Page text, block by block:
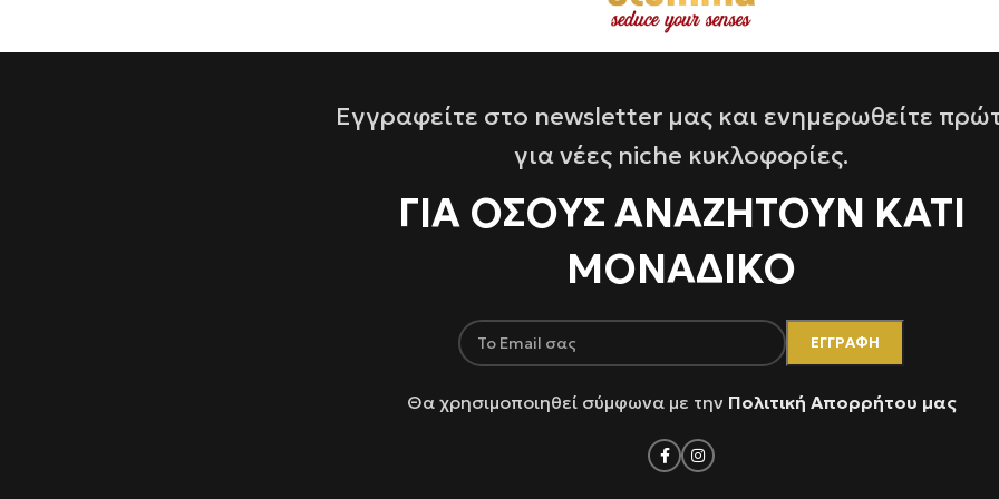
Εγγραφείτε στο newsletter μας και ενημερωθείτε
για νέες niche κυκλοφορίες.
ΓΙΑ ΌΣΟΥΣ ΑΝΑΖΗΤΟΥΝ ΚΑΤΙ
ΜΟΝΑΔΙΚΟ
Θα χρησιμοποιηθεί σύμφωνα με την Πολιτική Απορρήτου μας